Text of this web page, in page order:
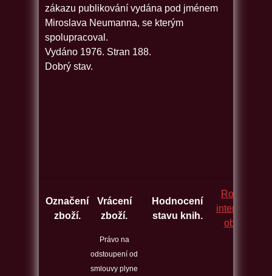
zákazu publikování vydána pod jménem
Miroslava Neumanna, se kterým
spolupracoval.
Vydáno 1976. Stran 188.
Dobrý stav.
Označení
zboží.
Vrácení
zboží.
Hodnocení
stavu knih.
Rozcestník
obchodů.
Právo na
odstoupení od
smlouvy plyne